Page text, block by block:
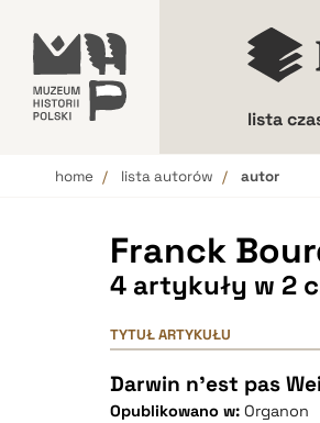
lista
home lista autorów autor
Franck
4 artykuły w 2
TYTUŁ ARTYKUŁU
Darwin n'est pas
Opublikowano w: Organon